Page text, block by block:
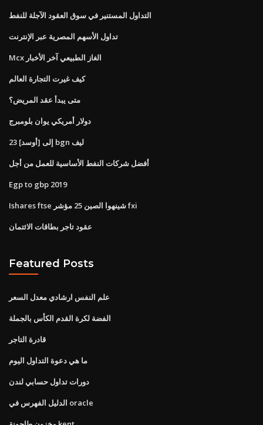
التداول المستنير في سوق العقود الآجلة للنفط
تداول الأسهم المصرية عبر الإنترنت
Mcx الغاز الطبيعي آخر الأخبار
كيف غيرت التجارة العالم
متى يبدأ عقد المريض؟
دولار أمريكي يوان بلومبرج
23 [أوسد] إلى bgn ليف
أفضل شركات النفط الأساسية للعمل من أجل
Egp to gbp 2019
Ishares ftse شينهوا الصين 25 مؤشر fxi
عقود تاجر بطاقات الائتمان
Featured Posts
علم النفس ارشادي معدل السعر
الفضة لكرة القدم الكأس بالجملة
قادرة التاجر
ما هي دعوة التداول اليوم
دورات تداول حسابي لندن
الدليل الفهرس في oracle